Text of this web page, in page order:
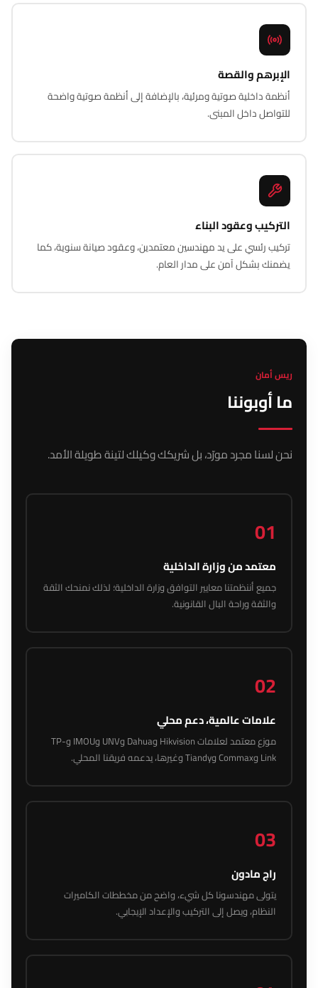
الإبرهم والقصة
أنظمة داخلية صوتية ومرئية، بالإضافة إلى أنظمة صوتية واضحة
للتواصل داخل المبنى.
التركيب وعقود البناء
تركيب رئسي على يد مهندسين معتمدين، وعقود صيانة سنوية، كما
يضمنك بشكل آمن على مدار العام.
ريس أمان
ما أوبوننا
نحن لسنا مجرد مورّد، بل شريكك وكيلك لتينة طويلة الأمد.
01
معتمد من وزارة الداخلية
جميع أننظمتنا معايير التوافق وزارة الداخلية؛ لذلك نمنحك الثقة
والثقة وراحة البال القانونية.
02
علامات عالمية، دعم محلي
موزع معتمد لعلامات Hikvision وDahua وUNV وIMOU وTP-
Link وCommax وTiandy وغيرها، يدعمه فريقنا المحلي.
03
راج مادون
يتولى مهندسونا كل شيء، واضح من مخططات الكاميرات
النظام، ويصل إلى التركيب والإعداد الإيجابي.